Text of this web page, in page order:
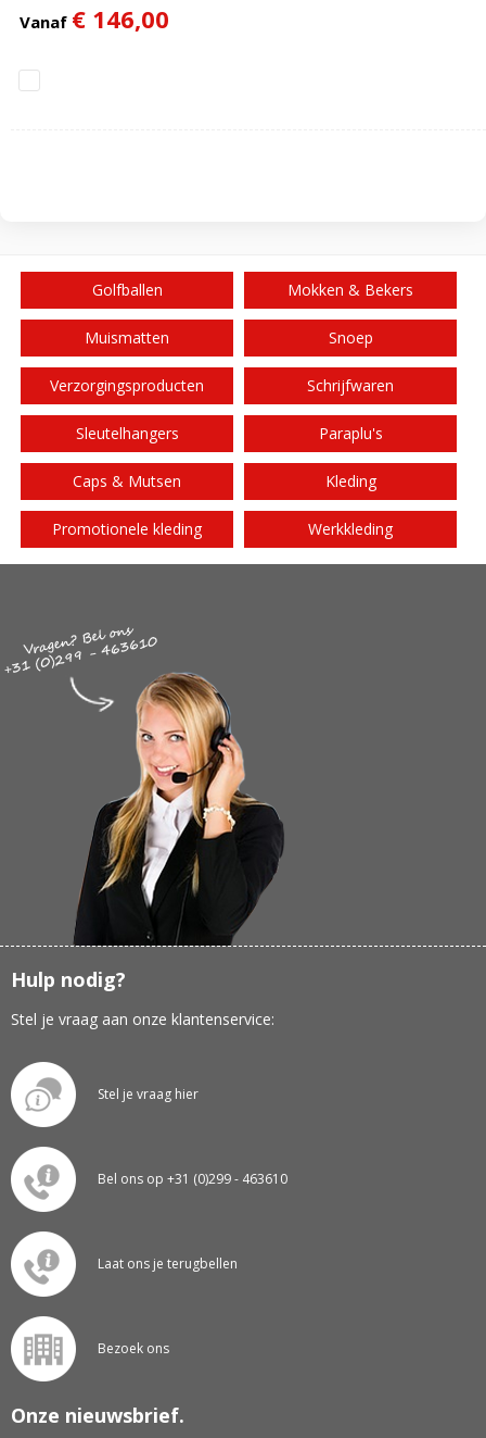
Vanaf € 146,00
Golfballen Mokken & Bekers
Muismatten Snoep
Verzorgingsproducten Schrijfwaren
Sleutelhangers Paraplu's
Caps & Mutsen Kleding
Promotionele kleding Werkkleding
Hulp nodig?
Stel je vraag aan onze klantenservice:
Stel je vraag hier
Bel ons op +31 (0)299 - 463610
Laat ons je terugbellen
Bezoek ons
Onze nieuwsbrief.